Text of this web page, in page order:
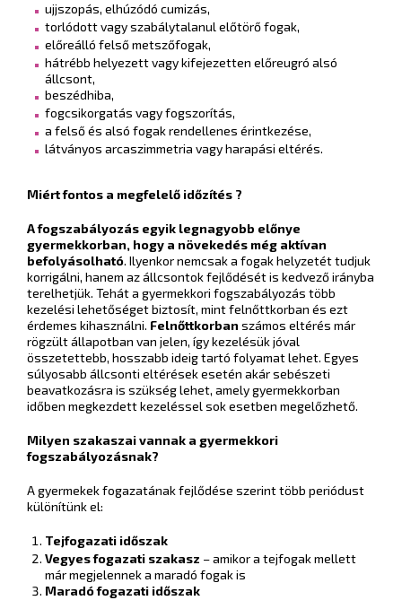
ujjszopás, elhúzódó cumizás,
torlódott vagy szabálytalanul előtörő fogak,
előreálló felső metszőfogak,
hátrébb helyezett vagy kifejezetten előreugró alsó
állcsont,
beszédhiba,
fogcsikorgatás vagy fogszorítás,
a felső és alsó fogak rendellenes érintkezése,
látványos arcaszimmetria vagy harapási eltérés.
Miért fontos a megfelelő időzítés ?
A fogszabályozás egyik legnagyobb előnye
gyermekkorban, hogy a növekedés még aktívan
befolyásolható. Ilyenkor nemcsak a fogak helyzetét tudjuk
korrigálni, hanem az állcsontok fejlődését is kedvező irányba
terelhetjük. Tehát a gyermekkori fogszabályozás több
kezelési lehetőséget biztosít, mint felnőttkorban és ezt
érdemes kihasználni. Felnőttkorban számos eltérés már
rögzült állapotban van jelen, így kezelésük jóval
összetettebb, hosszabb ideig tartó folyamat lehet. Egyes
súlyosabb állcsonti eltérések esetén akár sebészeti
beavatkozásra is szükség lehet, amely gyermekkorban
időben megkezdett kezeléssel sok esetben megelőzhető.
Milyen szakaszai vannak a gyermekkori
fogszabályozásnak?
A gyermekek fogazatának fejlődése szerint több periódust
különítünk el:
Tejfogazati időszak
Vegyes fogazati szakasz – amikor a tejfogak mellett
már megjelennek a maradó fogak is
Maradó fogazati időszak